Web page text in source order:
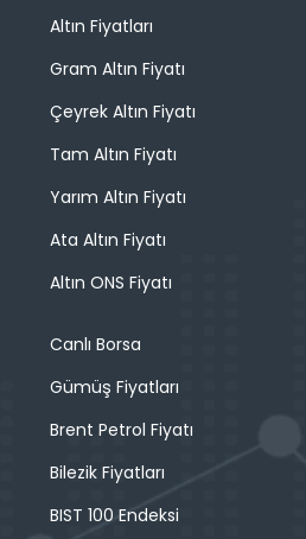
Altın Fiyatları
Gram Altın Fiyatı
Çeyrek Altın Fiyatı
Tam Altın Fiyatı
Yarım Altın Fiyatı
Ata Altın Fiyatı
Altın ONS Fiyatı
Canlı Borsa
Gümüş Fiyatları
Brent Petrol Fiyatı
Bilezik Fiyatları
BIST 100 Endeksi